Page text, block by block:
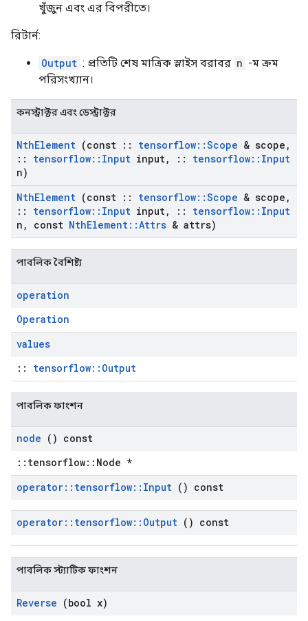
খুঁজুন এবং এর বিপরীতে।
রিটার্ন:
Output : প্রতিটি শেষ মাত্রিক স্লাইস বরাবর n -ম ক্রম
পরিসংখ্যান।
কনস্ট্রাক্টর এবং ডেস্ট্রাক্টর
NthElement (const :: tensorflow::Scope & scope ,
::
tensorflow:: Input input, :: tensorflow:: Input
n)
NthElement (const :: tensorflow::Scope & scope ,
::
tensorflow:: Input input, :: tensorflow:: Input
n , const NthElement::Attrs & attrs)
পাবলিক বৈশিষ্ট্য
operation
Operation
values
:: tensorflow::Output
পাবলিক ফাংশন
node () const
::tensorflow::Node *
operator:: tensorflow:: Input () const
operator:: tensorflow:: Output () const
পাবলিক স্ট্যাটিক ফাংশন
Reverse (bool x)